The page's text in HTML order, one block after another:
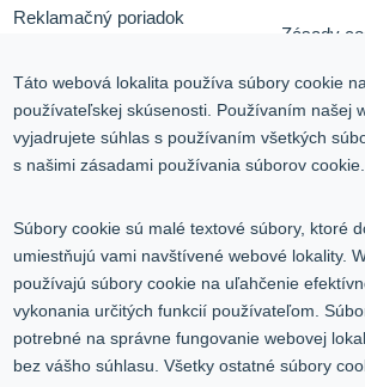
Reklamačný poriadok
Služby
Kontakt
Zásady
Ochrana
Blog
Kontakt
Volgogradská 9, 08001
0917 353 303
predajna@inco-
Táto webová lokalita používa súbory cookie
používateľskej skúsenosti. Používaním našej
vyjadrujete súhlas s používaním všetkých
s našimi zásadami používania súborov cookie.
Súbory cookie sú malé textové súbory, ktoré
umiestňujú vami navštívené webové lokality.
používajú súbory cookie na uľahčenie
vykonania určitých funkcií používateľom.
potrebné na správne fungovanie webovej
bez vášho súhlasu. Všetky ostatné súbory